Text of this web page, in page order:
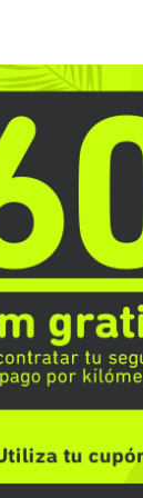
800-953-00-59